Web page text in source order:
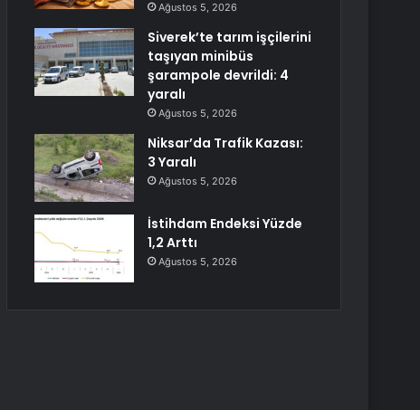
Ağustos 5, 2026
Siverek’te tarım işçilerini
taşıyan minibüs
şarampole devrildi: 4
yaralı
Ağustos 5, 2026
Niksar’da Trafik Kazası:
3 Yaralı
Ağustos 5, 2026
İstihdam Endeksi Yüzde
1,2 Arttı
Ağustos 5, 2026